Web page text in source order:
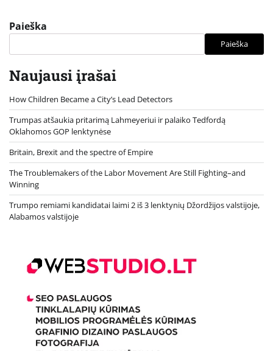
Paieška
Paieška
Naujausi įrašai
How Children Became a City’s Lead Detectors
Trumpas atšaukia pritarimą Lahmeyeriui ir palaiko Tedfordą
Oklahomos GOP lenktynėse
Britain, Brexit and the spectre of Empire
The Troublemakers of the Labor Movement Are Still Fighting–and
Winning
Trumpo remiami kandidatai laimi 2 iš 3 lenktynių Džordžijos valstijoje,
Alabamos valstijoje